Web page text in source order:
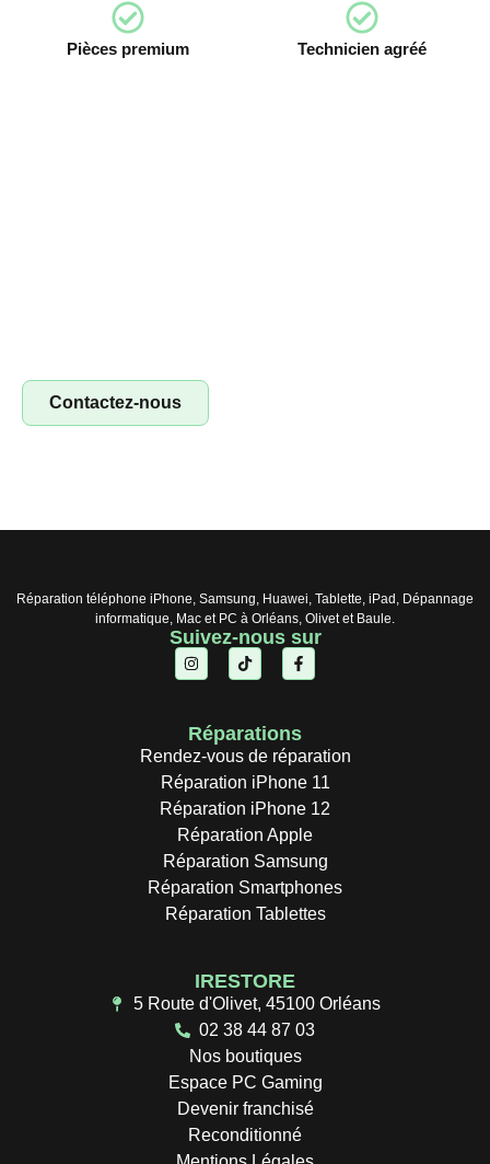
Pièces premium Technicien agréé
Contactez-nous
Réparation téléphone iPhone, Samsung, Huawei, Tablette, iPad, Dépannage
informatique, Mac et PC à Orléans, Olivet et Baule.
Suivez-nous sur
Réparations
Rendez-vous de réparation
Réparation iPhone 11
Réparation iPhone 12
Réparation Apple
Réparation Samsung
Réparation Smartphones
Réparation Tablettes
IRESTORE
5 Route d'Olivet, 45100 Orléans
02 38 44 87 03
Nos boutiques
Espace PC Gaming
Devenir franchisé
Reconditionné